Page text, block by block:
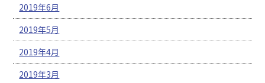
2019年6月
2019年5月
2019年4月
2019年3月